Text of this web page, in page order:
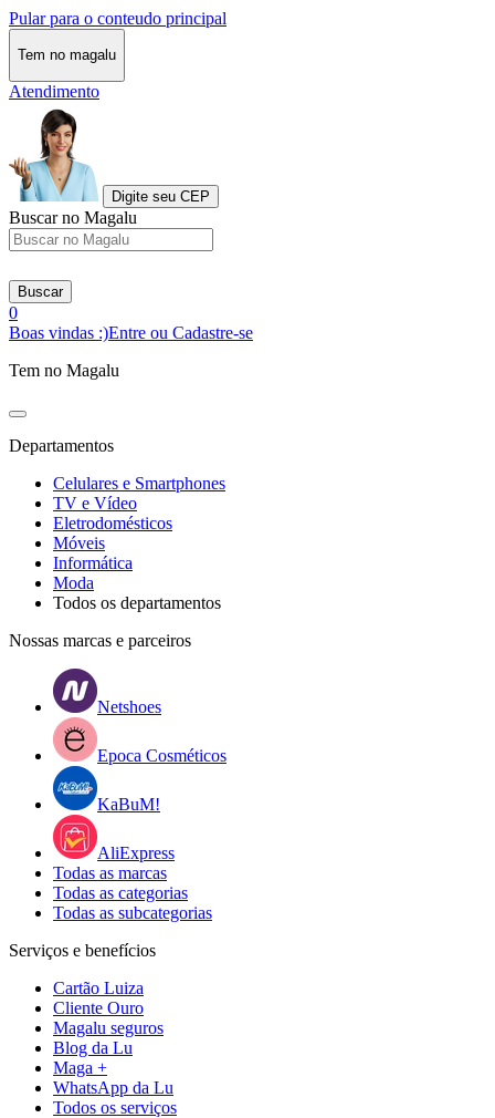
Pular para o conteudo principal
Tem no magalu
Atendimento
Digite seu CEP
Buscar no Magalu
Buscar
0
Boas vindas :)Entre ou Cadastre-se
Tem no Magalu
Departamentos
Celulares e Smartphones
TV e Vídeo
Eletrodomésticos
Móveis
Informática
Moda
Todos os departamentos
Nossas marcas e parceiros
Netshoes
Epoca Cosméticos
KaBuM!
AliExpress
Todas as marcas
Todas as categorias
Todas as subcategorias
Serviços e benefícios
Cartão Luiza
Cliente Ouro
Magalu seguros
Blog da Lu
Maga +
WhatsApp da Lu
Todos os serviços